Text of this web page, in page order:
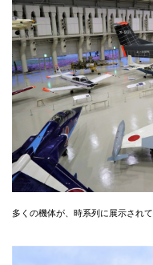
多くの機体が、時系列に展示され